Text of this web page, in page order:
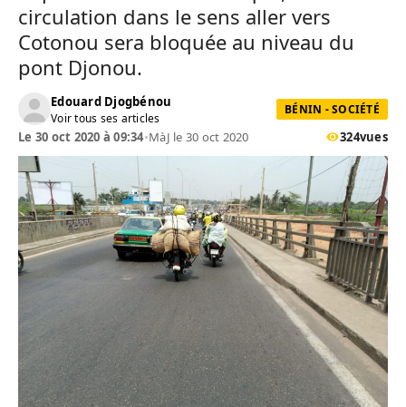
circulation dans le sens aller vers
Cotonou sera bloquée au niveau du
pont Djonou.
Edouard Djogbénou
Voir tous ses articles
BÉNIN - SOCIÉTÉ
Le 30 oct 2020 à 09:34•MàJ le 30 oct 2020 324vues